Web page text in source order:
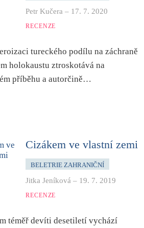
Petr Kučera – 17. 7. 2020
RECENZE
tureckého podílu na záchraně
holokaustu ztroskotává na
příběhu a autorčině…
Cizákem ve vlastní zemi
BELETRIE ZAHRANIČNÍ
Jitka Jeníková – 19. 7. 2019
RECENZE
téměř devíti desetiletí vychází